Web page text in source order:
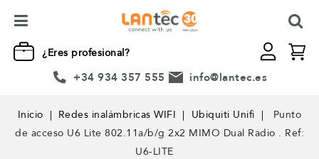
¿Eres profesional?
+34 934 357 555 info@lantec.es
Inicio Redes inalámbricas WIFI Ubiquiti Unifi
Punto
de acceso U6 Lite 802.11a/b/g 2x2 MIMO Dual Radio . Ref:
U6-LITE